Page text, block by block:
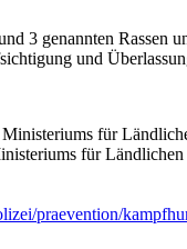
3 genannten
und
für
für
praevention/